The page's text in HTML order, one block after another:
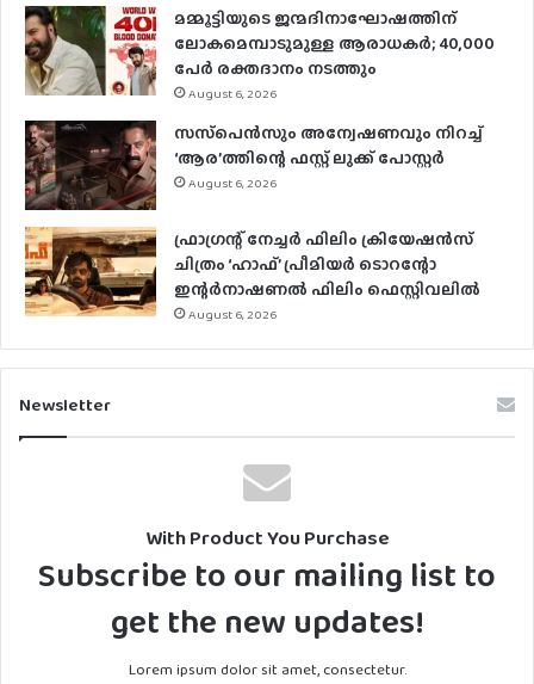
മമ്മൂട്ടിയുടെ ജന്മദിനാഘോഷത്തിന്
ലോകമെമ്പാടുമുള്ള ആരാധകര്‍; 40,000
പേര്‍ രക്തദാനം നടത്തും
August 6, 2026
സസ്‌പെന്‍സും അന്വേഷണവും നിറച്ച്
‘ആര’ത്തിന്റെ ഫസ്റ്റ് ലുക്ക് പോസ്റ്റര്‍
August 6, 2026
ഫ്രാഗ്രന്റ് നേച്ചര്‍ ഫിലിം ക്രിയേഷന്‍സ്
ചിത്രം ‘ഹാഫ്’ പ്രീമിയര്‍ ടൊറന്റോ
ഇന്റര്‍നാഷണല്‍ ഫിലിം ഫെസ്റ്റിവലില്‍
August 6, 2026
Newsletter
With Product You Purchase
Subscribe to our mailing list to
get the new updates!
Lorem ipsum dolor sit amet, consectetur.